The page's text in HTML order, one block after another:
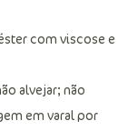
com viscose e
alvejar; não
em varal por